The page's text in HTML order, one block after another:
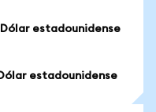
estadounidense
estadounidense